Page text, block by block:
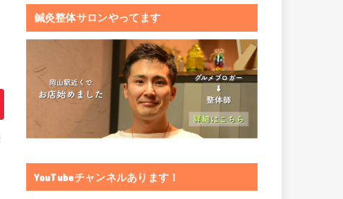
鍼灸整体サロンやってます
YouTubeチャンネルあります！